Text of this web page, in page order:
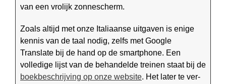
van een vrolijk zonnescherm.
Zoals altijd met onze Italiaanse uitgaven is enige
kennis van de taal nodig, zelfs met Google
Translate bij de hand op de smartphone. Een
volledige lijst van de behandelde treinen staat bij de
boekbeschrijving op onze website. Het later te ver­